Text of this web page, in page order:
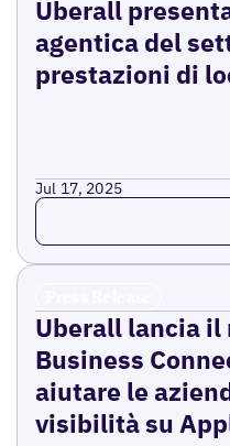
Uberall
agentica del
prestazioni di
Jul 17, 2025
Read more
Uberall lancia il
Business
aiutare le
visibilità su